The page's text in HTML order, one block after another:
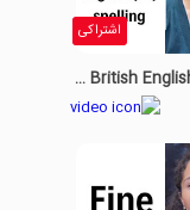
اشتراکی
American English Vs British English Spelling